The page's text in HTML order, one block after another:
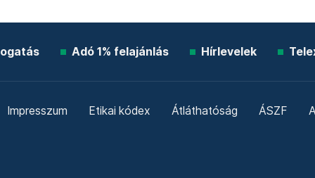
Adó 1% felajánlás Hírlevelek
Impresszum Etikai kódex Átláthatóság ÁSZF